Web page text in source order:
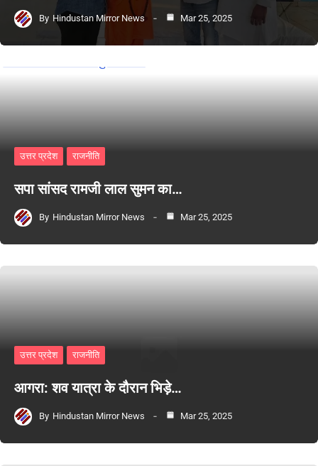
By Hindustan Mirror News Mar 25, 2025
उत्तर प्रदेश राजनीति
सपा सांसद रामजी लाल सुमन का…
By Hindustan Mirror News Mar 25, 2025
उत्तर प्रदेश राजनीति
आगरा: शव यात्रा के दौरान भिड़े…
By Hindustan Mirror News Mar 25, 2025